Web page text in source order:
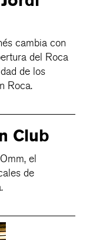
cambia con
del Roca
de los
Roca.
Club
el
de